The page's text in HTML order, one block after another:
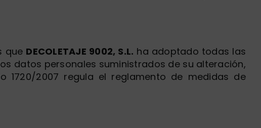
que DECOLETAJE 9002, S.L. ha adoptado todas las
datos personales suministrados de su alteración,
1720/2007 regula el reglamento de medidas de